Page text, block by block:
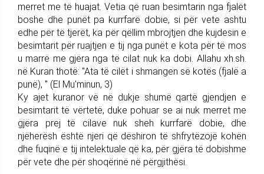
merret me të huajat. Vetia që ruan besimtarin nga fjalët
boshe dhe punët pa kurrfarë dobie, si për vete ashtu
edhe për të tjerët, ka për qëllim mbrojtjen dhe kujdesin e
besimtarit për ruajtjen e tij nga punët e kota për të mos
u marrë me gjëra nga të cilat nuk ka dobi. Allahu xh.sh.
në Kuran thotë: "Ata të cilët i shmangen së kotës (fjalë a
punë), " (El Mu'minun, 3)
Ky ajet kuranor vë në dukje shumë qartë gjendjen e
besimtarit të vërtetë, duke pohuar se ai nuk merret me
gjëra prej të cilave nuk sheh kurrfarë dobie, dhe
njëherësh është njeri që dëshiron të shfrytëzojë kohën
dhe fuqinë e tij intelektuale që ka, për gjëra të dobishme
për vete dhe për shoqërinë në përgjithësi.